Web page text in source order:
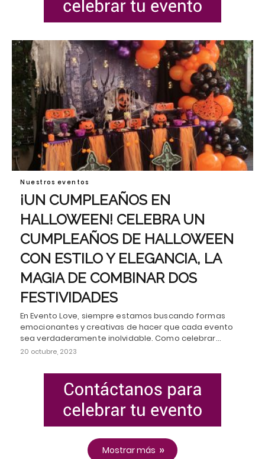
Nuestros eventos
¡UN CUMPLEAÑOS EN
HALLOWEEN! CELEBRA UN
CUMPLEAÑOS DE HALLOWEEN
CON ESTILO Y ELEGANCIA, LA
MAGIA DE COMBINAR DOS
FESTIVIDADES
En Evento Love, siempre estamos buscando formas
emocionantes y creativas de hacer que cada evento
sea verdaderamente inolvidable. Como celebrar…
20 octubre, 2023
Mostrar más